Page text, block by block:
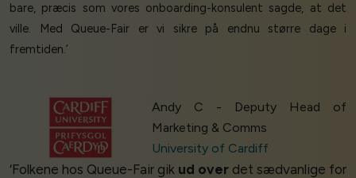
bare, præcis som vores onboarding-konsulent sagde, at det
ville. Med Queue-Fair er vi sikre på endnu større dage i
fremtiden.’
Andy C - Deputy Head of
Marketing & Comms
University of Cardiff
‘Folkene hos Queue-Fair gik ud over det sædvanlige for